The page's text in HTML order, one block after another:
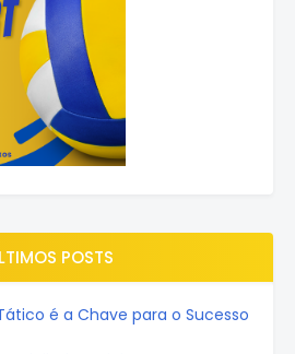
POSTS
é a Chave para o Sucesso